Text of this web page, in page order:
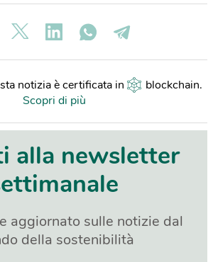
notizia è certificata in blockchain.
Scopri di più
alla newsletter
aggiornato sulle notizie dal
della sostenibilità